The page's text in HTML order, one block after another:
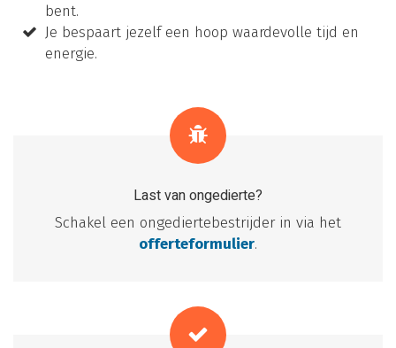
bent.
Je bespaart jezelf een hoop waardevolle tijd en
energie.
Last van ongedierte?
Schakel een ongediertebestrijder in via het
offerteformulier.